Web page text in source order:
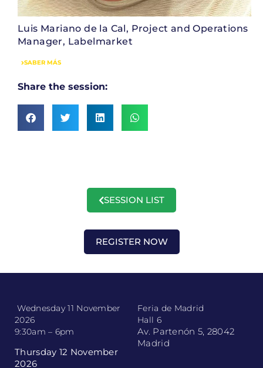
Luis Mariano de la Cal, Project and Operations
Manager, Labelmarket
SABER MÁS
Share the session:
SESSION LIST
REGISTER NOW
Wednesday 11 November
2026
9:30am – 6pm
Thursday 12 November
2026
Feria de Madrid
Hall 6
Av. Partenón 5, 28042
Madrid